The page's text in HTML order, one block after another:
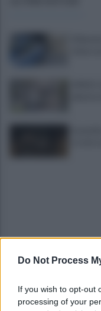
Do Not Process
If you wish to opt-out
processing of your
Napoli